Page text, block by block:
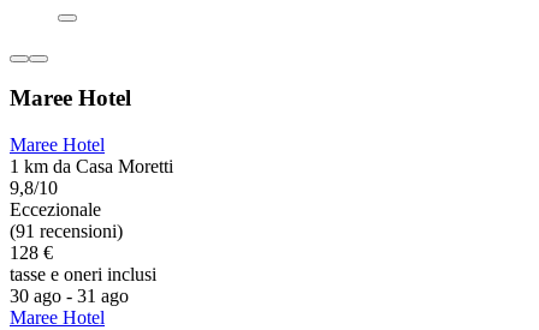
Maree Hotel
Maree Hotel
1 km da Casa Moretti
9,8/10
Eccezionale
(91 recensioni)
128 €
tasse e oneri inclusi
30 ago - 31 ago
Maree Hotel